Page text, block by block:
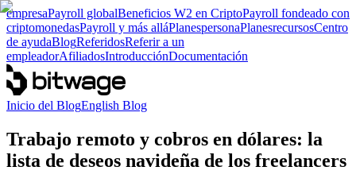
empresaPayroll globalBeneficios W2 en CriptoPayroll fondeado con
criptomonedasPayroll y más alláPlanespersonaPlanesrecursosCentro
de ayudaBlogReferidosReferir a un
empleadorAfiliadosIntroducciónDocumentación
Inicio del BlogEnglish Blog
Trabajo remoto y cobros en dólares: la
lista de deseos navideña de los freelancers